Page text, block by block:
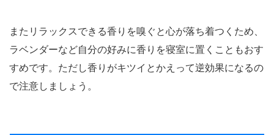
またリラックスできる香りを嗅ぐと心が落ち着つくため、
ラベンダーなど自分の好みに香りを寝室に置くこともおす
すめです。ただし香りがキツイとかえって逆効果になるの
で注意しましょう。